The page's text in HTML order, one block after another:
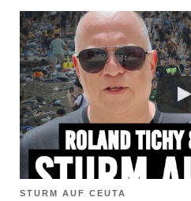
STURM AUF CEUTA